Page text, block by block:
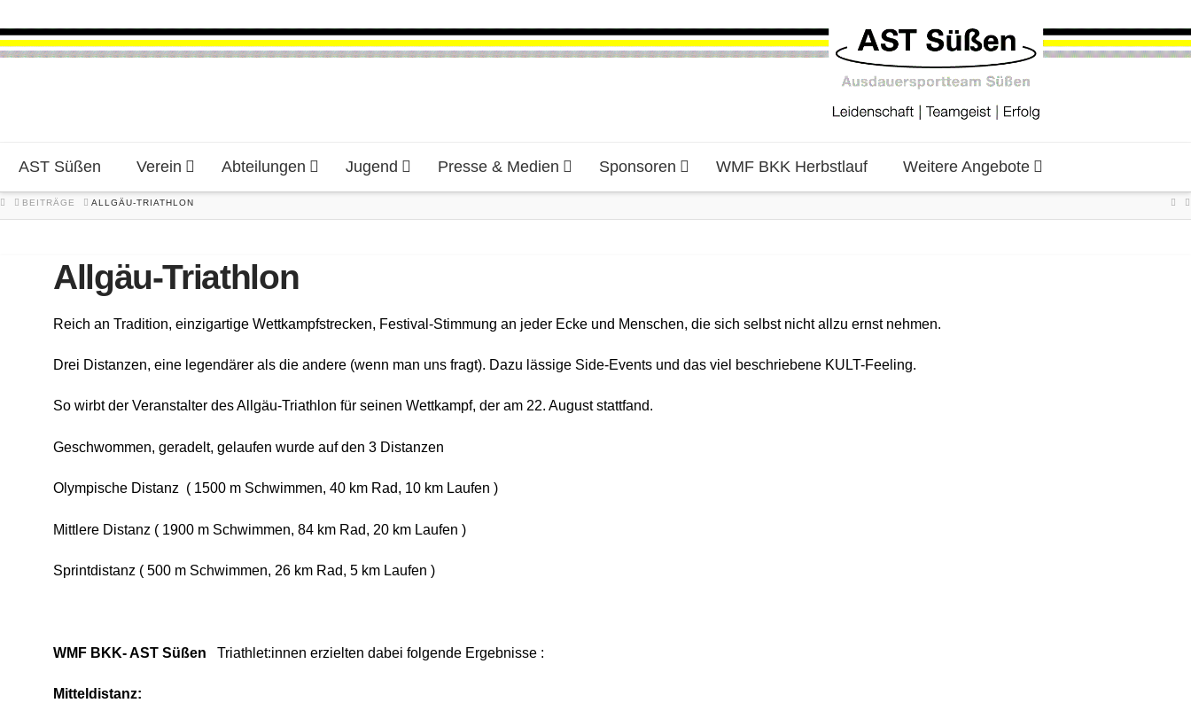
AST Süßen Verein Abteilungen Jugend Presse & Medien Sponsoren WMF BKK Herbstlauf Weitere Angebote
HOMEBEITRÄGE ALLGÄU-TRIATHLON
Allgäu-Triathlon
Reich an Tradition, einzigartige Wettkampfstrecken, Festival-Stimmung an jeder Ecke und Menschen, die sich selbst nicht allzu ernst nehmen.
Drei Distanzen, eine legendärer als die andere (wenn man uns fragt). Dazu lässige Side-Events und das viel beschriebene KULT-Feeling.
So wirbt der Veranstalter des Allgäu-Triathlon für seinen Wettkampf, der am 22. August stattfand.
Geschwommen, geradelt, gelaufen wurde auf den 3 Distanzen
Olympische Distanz ( 1500 m Schwimmen, 40 km Rad, 10 km Laufen )
Mittlere Distanz ( 1900 m Schwimmen, 84 km Rad, 20 km Laufen )
Sprintdistanz ( 500 m Schwimmen, 26 km Rad, 5 km Laufen )
WMF BKK- AST Süßen Triathlet:innen erzielten dabei folgende Ergebnisse :
Mitteldistanz: